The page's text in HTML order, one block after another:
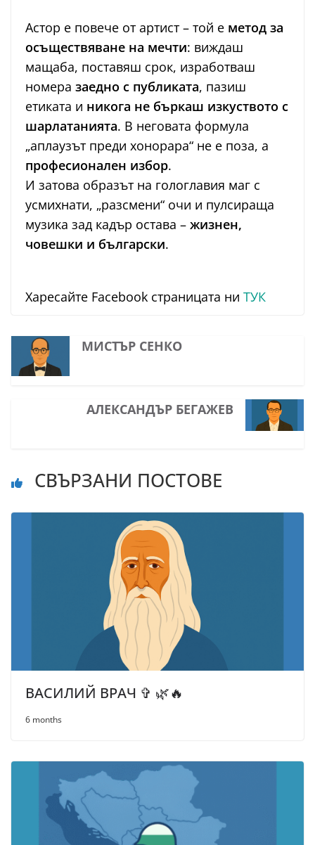
Астор е повече от артист – той е метод за
осъществяване на мечти: виждаш
мащаба, поставяш срок, изработваш
номера заедно с публиката, пазиш
етиката и никога не бъркаш изкуството с
шарлатанията. В неговата формула
„аплаузът преди хонорара“ не е поза, а
професионален избор.
И затова образът на гологлавия маг с
усмихнати, „разсмени“ очи и пулсираща
музика зад кадър остава – жизнен,
човешки и български.
Харесайте Facebook страницата ни ТУК
МИСТЪР СЕНКО
АЛЕКСАНДЪР БЕГАЖЕВ
СВЪРЗАНИ ПОСТОВЕ
ВАСИЛИЙ ВРАЧ ✞ 🌿🔥
6 months